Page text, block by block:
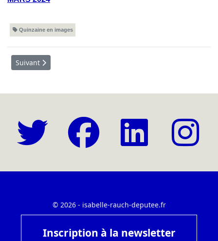
Quinzaine en images
Article suivant : Quinzaine en images - Du 14 au 27 février
Suivant
© 2026 - isabelle-rauch-deputee.fr
Inscription à la newsletter